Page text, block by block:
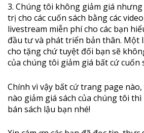
3. Chúng tôi không giảm giá
trị cho các cuốn sách bằng các
livestream miễn phí cho các bạn
đầu tư và phát triển bản thân. Một
cho tặng chứ tuyệt đối bạn sẽ
của chúng tôi giảm giá bất cứ cuốn
Chính vì vậy bất cứ trang page
nào giảm giá sách của chúng tôi
bán sách lậu bạn nhé!